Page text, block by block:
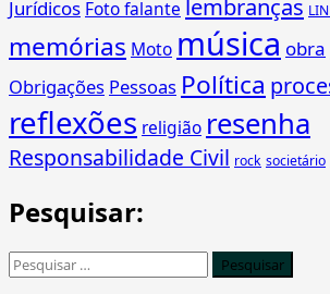
Jurídicos Foto falante lembranças
memórias Moto música obra
Obrigações Pessoas Política
reflexões religião resenha
Responsabilidade Civil rock societário
Pesquisar:
Pesquisar